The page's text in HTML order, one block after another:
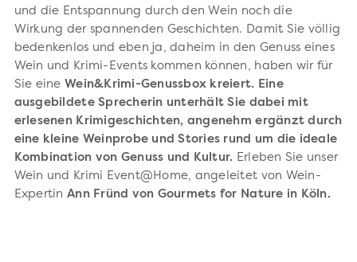
und die Entspannung durch den Wein noch die
Wirkung der spannenden Geschichten. Damit Sie völlig
bedenkenlos und eben ja, daheim in den Genuss eines
Wein und Krimi-Events kommen können, haben wir für
Sie eine Wein&Krimi-Genussbox kreiert. Eine
ausgebildete Sprecherin unterhält Sie dabei mit
erlesenen Krimigeschichten, angenehm ergänzt durch
eine kleine Weinprobe und Stories rund um die ideale
Kombination von Genuss und Kultur. Erleben Sie unser
Wein und Krimi Event@Home, angeleitet von Wein-
Expertin Ann Fründ von Gourmets for Nature in Köln.